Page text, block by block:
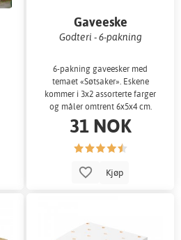
Gaveeske
Godteri - 6-pakning
6-pakning gaveesker med
temaet «Søtsaker». Eskene
kommer i 3x2 assorterte farger
og måler omtrent 6x5x4 cm.
31 NOK
Kjøp